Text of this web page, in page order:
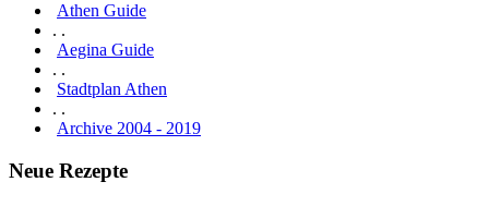
Athen Guide
. .
Aegina Guide
. .
Stadtplan Athen
. .
Archive 2004 - 2019
Neue Rezepte